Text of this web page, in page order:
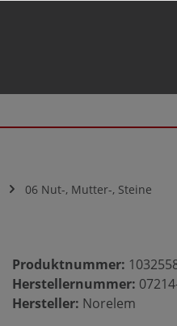
06 Nut-, Mutter-, Steine
Produktnummer:
Herstellernummer:
Hersteller: Norelem